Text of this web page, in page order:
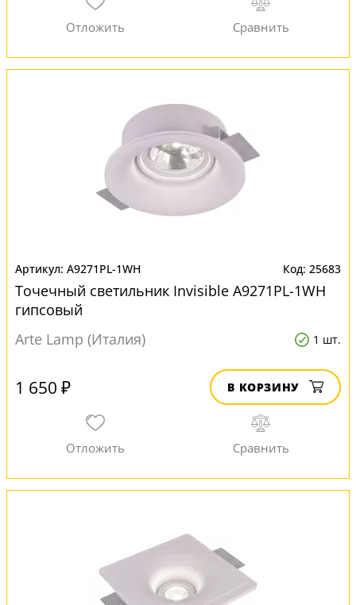
A9271PL-1WH 25683
Точечный светильник Invisible A9271PL-1WH
гипсовый
Arte Lamp (Италия)
1 шт.
1 650 ₽ В КОРЗИНУ